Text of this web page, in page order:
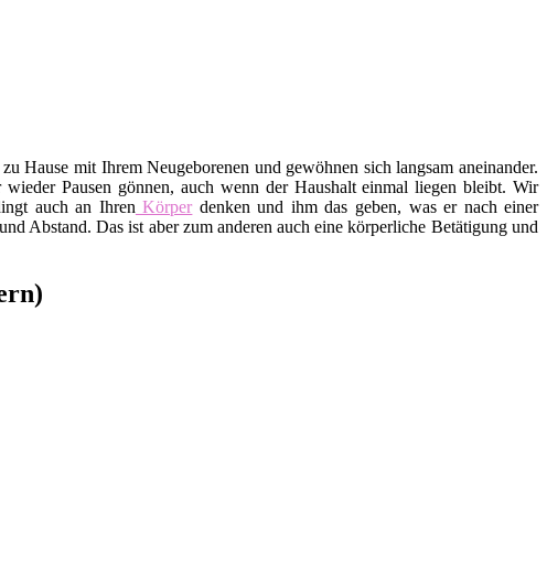
Hause mit Ihrem Neugeborenen und gewöhnen sich langsam aneinander.
Pausen gönnen, auch wenn der Haushalt einmal liegen bleibt. Wir
auch an Ihren Körperdenken und ihm das geben, was er nach einer
Abstand. Das ist aber zum anderen auch eine körperliche Betätigung und